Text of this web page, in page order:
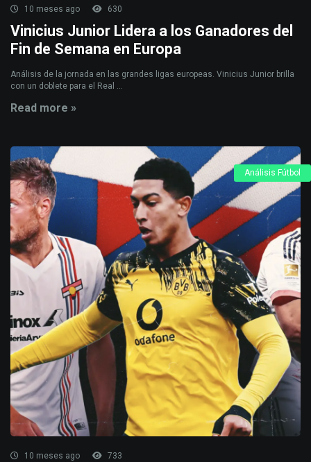
10 meses ago 630
Vinicius Junior Lidera a los Ganadores del
Fin de Semana en Europa
Análisis de la jornada en las grandes ligas europeas. Vinicius Junior brilla
con un doblete para el Real ...
Read more »
Análisis Fútbol
10 meses ago 733